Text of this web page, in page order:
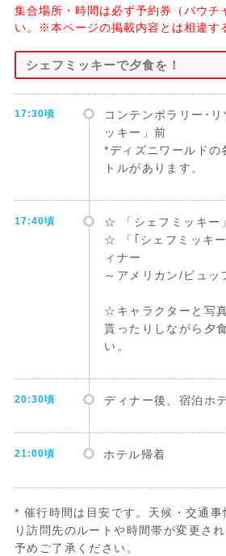
集合場所・時間は必ず予約券（バウチ
い。※本ページの掲載内容とは相違す
シェフミッキーで夕食を！
17:30頃
コンテンポラリー･
ッキー」前
*ディズニワールドの
トルがあります。
17:40頃
☆ 「シェフミッキー
☆ 「｢シェフミッキ
ィナー
～アメリカン/ビュッ
☆キャラクターと写
貰ったりしながら夕
い。
20:30頃 ディナー後、宿泊ホ
21:00頃 ホテル帰着
* 催行時間は目安です。天候・交通事
り訪問先のルートや時間帯が変更さ
予めご了承ください。